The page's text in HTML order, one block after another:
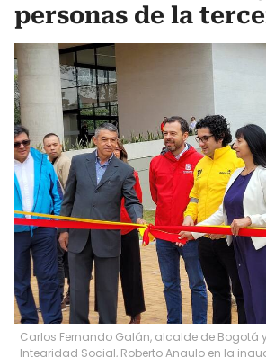
personas de la
Carlos Fernando Galán, alcalde de Bogotá
Integridad Social, Roberto Angulo en la